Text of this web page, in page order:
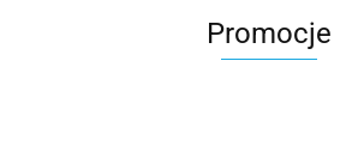
Promocje